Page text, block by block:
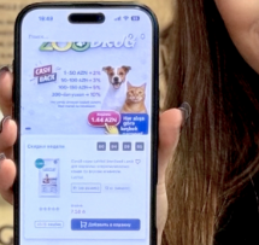
препятствует заболеваниям для
собак и кошек со вкусом печени
100 гр.